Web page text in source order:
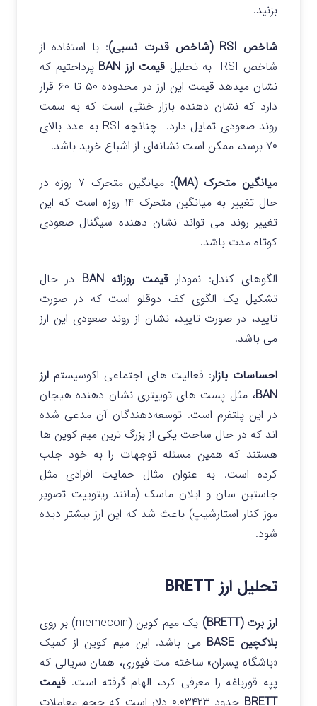
بزنید.
شاخص RSI (شاخص قدرت نسبی)
: با استفاده از
شاخص RSI به تحلیل
قیمت ارز BAN
پرداختیم که
نشان میدهد قیمت این ارز در محدوده ۵۰ تا ۶۰ قرار
دارد که نشان‌ دهنده بازار خنثی است که به سمت
روند صعودی تمایل دارد.
چنانچه RSI به عدد بالای
۷۰ برسد، ممکن است نشانه‌ای از اشباع خرید باشد.
میانگین‌ متحرک (MA)
: میانگین متحرک ۷ روزه در
حال تغییر به میانگین متحرک ۱۴ روزه است که این
تغییر روند می‌ تواند نشان دهنده سیگنال صعودی
کوتاه‌ مدت باشد.
الگوهای کندل: نمودارقیمت روزانه BAN
در حال
تشکیل یک الگوی کف دوقلو است که در صورت
تایید، در صورت تایید، نشان از روند صعودی این ارز
می باشد.
احساسات بازار: فعالیت های اجتماعی اکوسیستم ارز
BAN، مثل پست های توییتری نشان‌ دهنده هیجان
در این پلتفرم است. توسعه‌دهندگان آن مدعی شده
اند که در حال ساخت یکی از بزرگ‌ ترین میم کوین ها
هستند که همین مسئله توجهات را به خود جلب
کرده است. به عنوان مثال حمایت افرادی مثل
جاستین سان و ایلان ماسک (مانند ریتوییت تصویر
موز کنار استارشیپ) باعث شد که این ارز بیشتر دیده
شود.
تحلیل ارز BRETT
ارز برت (BRETT)
یک میم کوین (memecoin) بر روی
بلاکچین BASE
می باشد. این میم کوین از کمیک
«باشگاه پسران» ساخته مت فیوری، همان سریالی که
پپه قورباغه را معرفی کرد، الهام گرفته است. قیمت
BRETT
حدود ۰.۰۳۴۲۳ دلار است که حجم معاملات